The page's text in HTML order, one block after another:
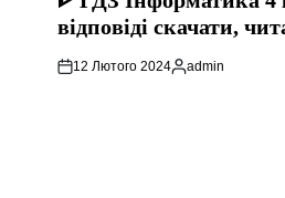
відповіді скачати,
12 Лютого 2024
Опубліковано
admin